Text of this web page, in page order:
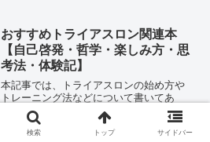
で最もメジャーなオリンピック・ディス
タンスは、①スイム：1...
おすすめトライアスロン関連本
【自己啓発・哲学・楽しみ方・思
考法・体験記】
本記事では、トライアスロンの始め方や
トレーニング法などについて書いてあ
る、いわゆるノウハウ本ではなく、実際
にトライアスロンを完走したことのある
人や中級者以上のトライアスリートに向
検索 トップ サイドバー